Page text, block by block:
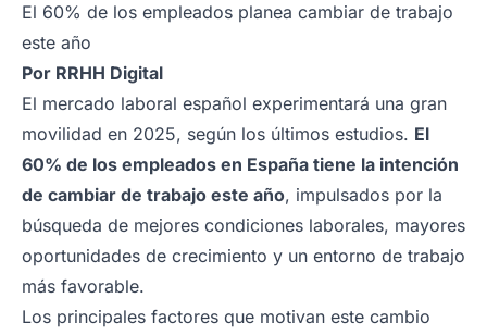
El 60% de los empleados planea cambiar de trabajo
este año
Por RRHH Digital
El mercado laboral español experimentará una gran
movilidad en 2025, según los últimos estudios. El
60% de los empleados en España tiene la intención
de cambiar de trabajo este año, impulsados por la
búsqueda de mejores condiciones laborales, mayores
oportunidades de crecimiento y un entorno de trabajo
más favorable.
Los principales factores que motivan este cambio